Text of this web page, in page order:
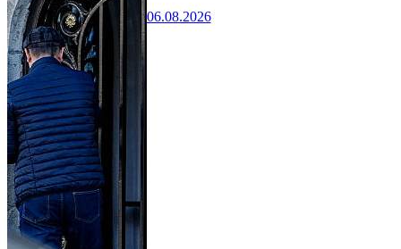
06.08.2026